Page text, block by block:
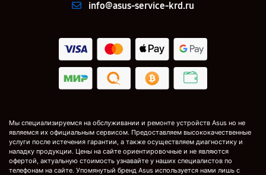
info@asus-service-krd.ru
Мы специализируемся на обслуживании и ремонте устройств Asus но не
являемся их официальным сервисом. Предоставляем высококачественные
услуги после истечения гарантии, а также осуществляем диагностику и
наладку продукции. Цены на сайте ориентировочные и не являются
офертой, актуальную стоимость узнавайте у наших специалистов по
телефонам на сайте. Упомянутый бренд Asus используется нами лишь с